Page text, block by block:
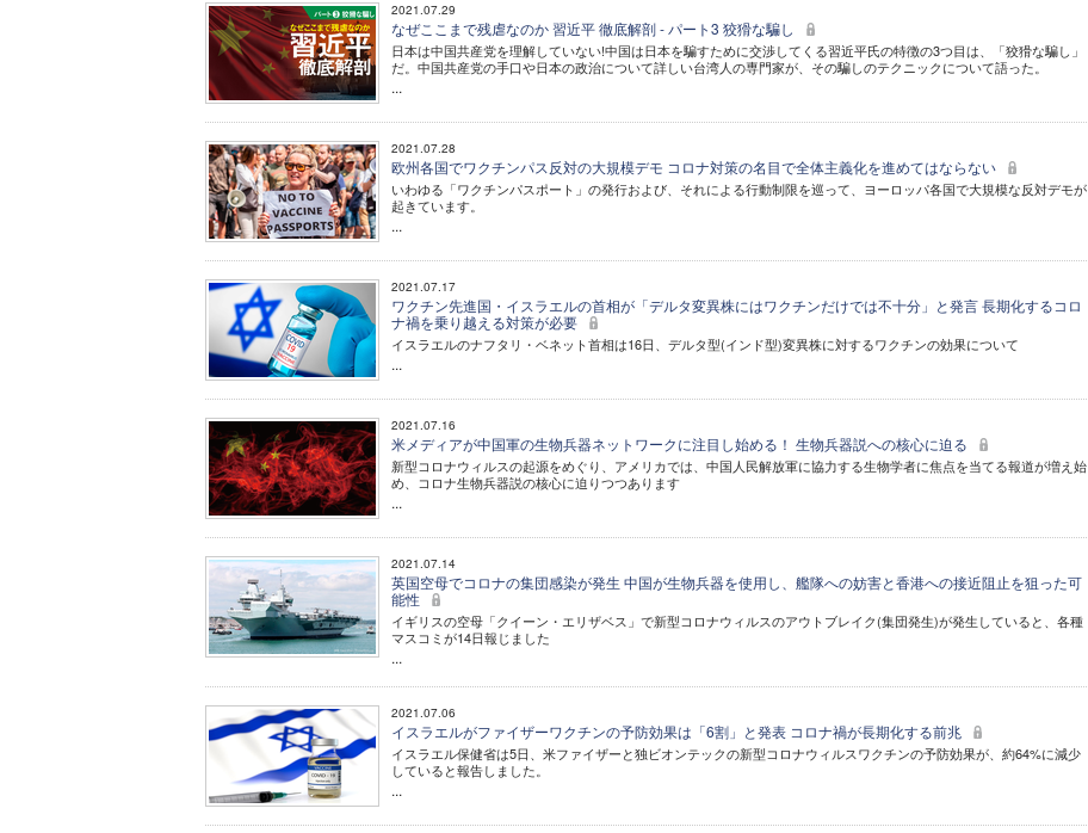
2021.07.29
なぜここまで残虐なのか 習近平 徹底解剖 - パート3 狡猾な騙し
日本は中国共産党を理解していない!中国は日本を騙すために交渉してくる習近平氏の特徴の3つ目は、「狡猾な騙し」
だ。中国共産党の手口や日本の政治について詳しい台湾人の専門家が、その騙しのテクニックについて語った。
...
2021.07.28
欧州各国でワクチンパス反対の大規模デモ コロナ対策の名目で全体主義化を進めてはならない
いわゆる「ワクチンパスポート」の発行および、それによる行動制限を巡って、ヨーロッパ各国で大規模な反対デモが
起きています。
...
2021.07.17
ワクチン先進国・イスラエルの首相が「デルタ変異株にはワクチンだけでは不十分」と発言 長期化するコロ
ナ禍を乗り越える対策が必要
イスラエルのナフタリ・ベネット首相は16日、デルタ型(インド型)変異株に対するワクチンの効果について
...
2021.07.16
米メディアが中国軍の生物兵器ネットワークに注目し始める！ 生物兵器説への核心に迫る
新型コロナウィルスの起源をめぐり、アメリカでは、中国人民解放軍に協力する生物学者に焦点を当てる報道が増え始
め、コロナ生物兵器説の核心に迫りつつあります
...
2021.07.14
英国空母でコロナの集団感染が発生 中国が生物兵器を使用し、艦隊への妨害と香港への接近阻止を狙った可
能性
イギリスの空母「クイーン・エリザベス」で新型コロナウィルスのアウトブレイク(集団発生)が発生していると、各種
マスコミが14日報じました
...
2021.07.06
イスラエルがファイザーワクチンの予防効果は「6割」と発表 コロナ禍が長期化する前兆
イスラエル保健省は5日、米ファイザーと独ビオンテックの新型コロナウィルスワクチンの予防効果が、約64%に減少
していると報告しました。
...